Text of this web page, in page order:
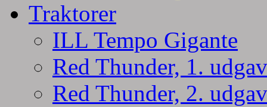
Traktorer
ILL Tempo Gigante
Red Thunder, 1.
Red Thunder, 2.